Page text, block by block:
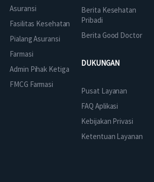
Asuransi
Fasilitas Kesehatan
Pialang Asuransi
Farmasi
Admin Pihak Ketiga
FMCG Farmasi
Berita Kesehatan
Pribadi
Berita Good Doctor
DUKUNGAN
Pusat Layanan
FAQ Aplikasi
Kebijakan Privasi
Ketentuan Layanan